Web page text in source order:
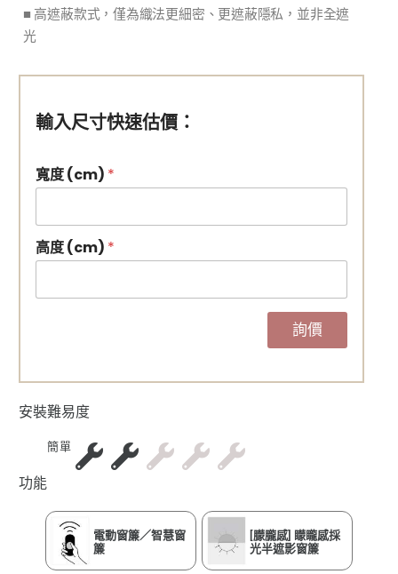
■ 高遮蔽款式，僅為織法更細密、更遮蔽隱私，並非全遮
光
輸入尺寸快速估價：
寬度 (cm) *
高度 (cm) *
詢價
安裝難易度
簡單
功能
電動窗簾／智慧窗
簾
[朦朧感] 矇矓感採
光半遮影窗簾